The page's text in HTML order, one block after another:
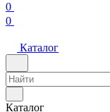
0
0
Каталог
Каталог